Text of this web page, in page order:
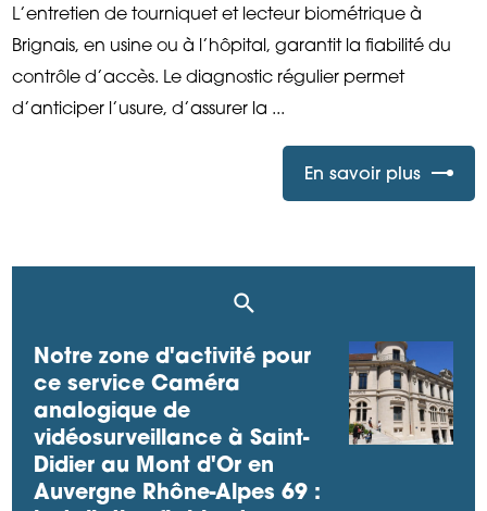
L’entretien de tourniquet et lecteur biométrique à
Brignais, en usine ou à l’hôpital, garantit la fiabilité du
contrôle d’accès. Le diagnostic régulier permet
d’anticiper l’usure, d’assurer la ...
En savoir plus
Notre zone d'activité pour
ce service Caméra
analogique de
vidéosurveillance à Saint-
Didier au Mont d'Or en
Auvergne Rhône-Alpes 69 :